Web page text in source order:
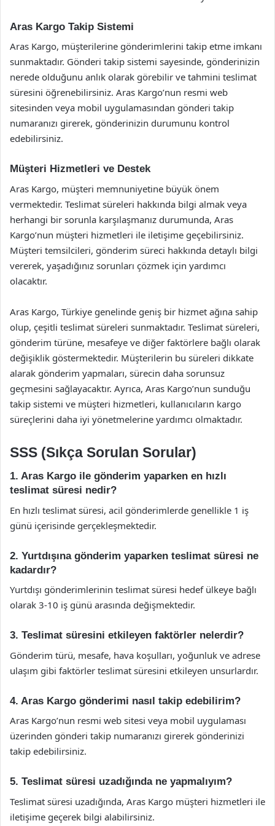
Aras Kargo Takip Sistemi
Aras Kargo, müşterilerine gönderimlerini takip etme imkanı
sunmaktadır. Gönderi takip sistemi sayesinde, gönderinizin
nerede olduğunu anlık olarak görebilir ve tahmini teslimat
süresini öğrenebilirsiniz. Aras Kargo’nun resmi web
sitesinden veya mobil uygulamasından gönderi takip
numaranızı girerek, gönderinizin durumunu kontrol
edebilirsiniz.
Müşteri Hizmetleri ve Destek
Aras Kargo, müşteri memnuniyetine büyük önem
vermektedir. Teslimat süreleri hakkında bilgi almak veya
herhangi bir sorunla karşılaşmanız durumunda, Aras
Kargo’nun müşteri hizmetleri ile iletişime geçebilirsiniz.
Müşteri temsilcileri, gönderim süreci hakkında detaylı bilgi
vererek, yaşadığınız sorunları çözmek için yardımcı
olacaktır.
Aras Kargo, Türkiye genelinde geniş bir hizmet ağına sahip
olup, çeşitli teslimat süreleri sunmaktadır. Teslimat süreleri,
gönderim türüne, mesafeye ve diğer faktörlere bağlı olarak
değişiklik göstermektedir. Müşterilerin bu süreleri dikkate
alarak gönderim yapmaları, sürecin daha sorunsuz
geçmesini sağlayacaktır. Ayrıca, Aras Kargo’nun sunduğu
takip sistemi ve müşteri hizmetleri, kullanıcıların kargo
süreçlerini daha iyi yönetmelerine yardımcı olmaktadır.
SSS (Sıkça Sorulan Sorular)
1. Aras Kargo ile gönderim yaparken en hızlı
teslimat süresi nedir?
En hızlı teslimat süresi, acil gönderimlerde genellikle 1 iş
günü içerisinde gerçekleşmektedir.
2. Yurtdışına gönderim yaparken teslimat süresi ne
kadardır?
Yurtdışı gönderimlerinin teslimat süresi hedef ülkeye bağlı
olarak 3-10 iş günü arasında değişmektedir.
3. Teslimat süresini etkileyen faktörler nelerdir?
Gönderim türü, mesafe, hava koşulları, yoğunluk ve adrese
ulaşım gibi faktörler teslimat süresini etkileyen unsurlardır.
4. Aras Kargo gönderimi nasıl takip edebilirim?
Aras Kargo’nun resmi web sitesi veya mobil uygulaması
üzerinden gönderi takip numaranızı girerek gönderinizi
takip edebilirsiniz.
5. Teslimat süresi uzadığında ne yapmalıyım?
Teslimat süresi uzadığında, Aras Kargo müşteri hizmetleri ile
iletişime geçerek bilgi alabilirsiniz.